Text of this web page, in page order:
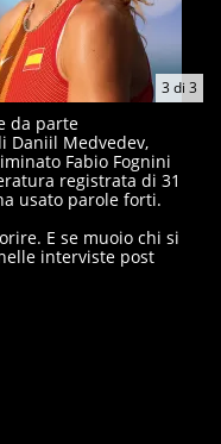
3di 3
da parte
Daniil Medvedev,
Fabio Fognini
registrata di 31
usato parole forti.
E se muoio chi si
interviste post